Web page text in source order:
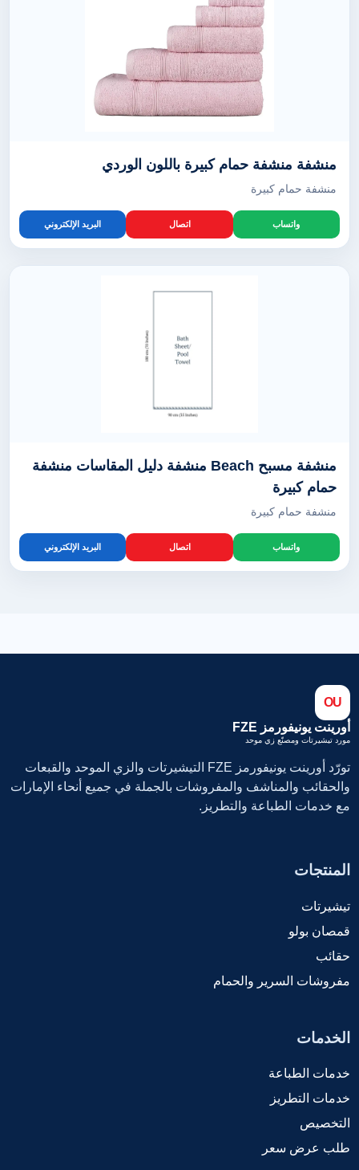
منشفة منشفة حمام كبيرة باللون الوردي
منشفة حمام كبيرة
واتساب اتصال البريد الإلكتروني
منشفة مسبح Beach منشفة دليل المقاسات منشفة
حمام كبيرة
منشفة حمام كبيرة
واتساب اتصال البريد الإلكتروني
OU
أورينت يونيفورمز FZE
مورد تيشيرتات ومصنّع زي موحد
تورّد أورينت يونيفورمز FZE التيشيرتات والزي الموحد والقبعات
والحقائب والمناشف والمفروشات بالجملة في جميع أنحاء الإمارات
مع خدمات الطباعة والتطريز.
المنتجات
تيشيرتات
قمصان بولو
حقائب
مفروشات السرير والحمام
الخدمات
خدمات الطباعة
خدمات التطريز
التخصيص
طلب عرض سعر